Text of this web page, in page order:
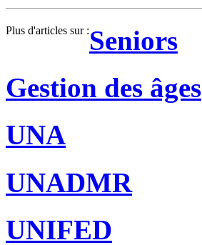
Plus d'articles sur :Seniors
Gestion des âges
UNA
UNADMR
UNIFED